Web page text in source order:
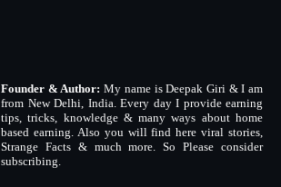
Founder & Author: My name is Deepak Giri & I am
from New Delhi, India. Every day I provide earning
tips, tricks, knowledge & many ways about home
based earning. Also you will find here viral stories,
Strange Facts & much more. So Please consider
subscribing.